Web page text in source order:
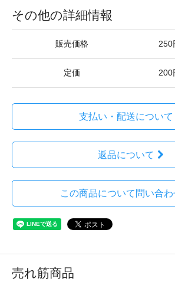
その他の詳細情報
販売価格 250
定価 200
支払い・配送について
返品について
この商品について問い合わ
売れ筋商品